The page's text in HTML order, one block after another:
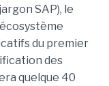
SAP), le
du premier
des
quelque 40